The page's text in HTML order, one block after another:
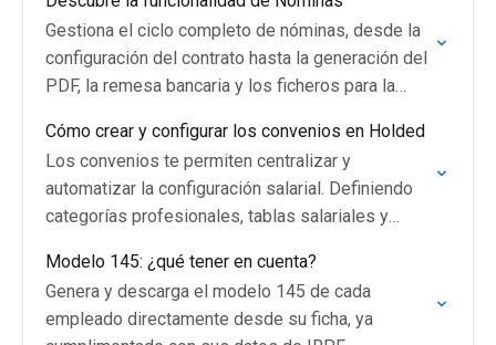
automáticamente.
Gestiona el ciclo completo de nóminas, desde la
configuración del contrato hasta la generación del
PDF, la remesa bancaria y los ficheros para la
Cómo crear y configurar los convenios en Holded
Los convenios te permiten centralizar y
automatizar la configuración salarial. Definiendo
categorías profesionales, tablas salariales y
información automáticamente y reducir la gestión
manual de datos.
Modelo 145: ¿qué tener en cuenta?
Genera y descarga el modelo 145 de cada
empleado directamente desde su ficha, ya